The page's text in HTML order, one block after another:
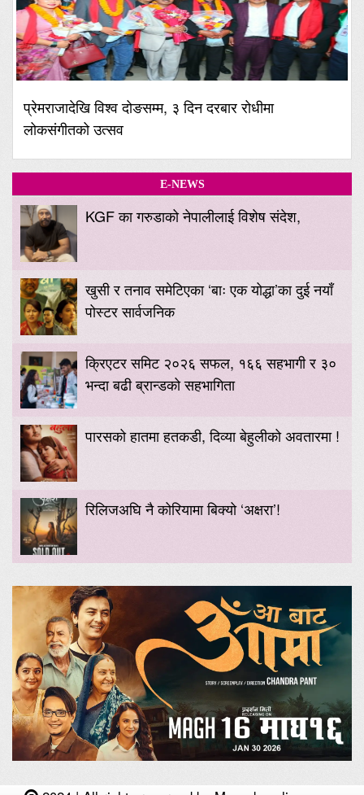
प्रेमराजादेखि विश्व दोङसम्म, ३ दिन दरबार रोधीमा
लोकसंगीतको उत्सव
E-NEWS
KGF का गरुडाको नेपालीलाई विशेष संदेश,
खुसी र तनाव समेटिएका ‘बाः एक योद्धा’का दुई नयाँ
पोस्टर सार्वजनिक
क्रिएटर समिट २०२६ सफल, १६६ सहभागी र ३०
भन्दा बढी ब्रान्डको सहभागिता
पारसको हातमा हतकडी, दिव्या बेहुलीको अवतारमा !
रिलिजअघि नै कोरियामा बिक्यो ‘अक्षरा’!